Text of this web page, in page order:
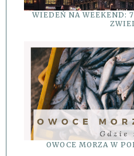
WIEDEŃ NA WEEKEND:
OWOCE MORZA W